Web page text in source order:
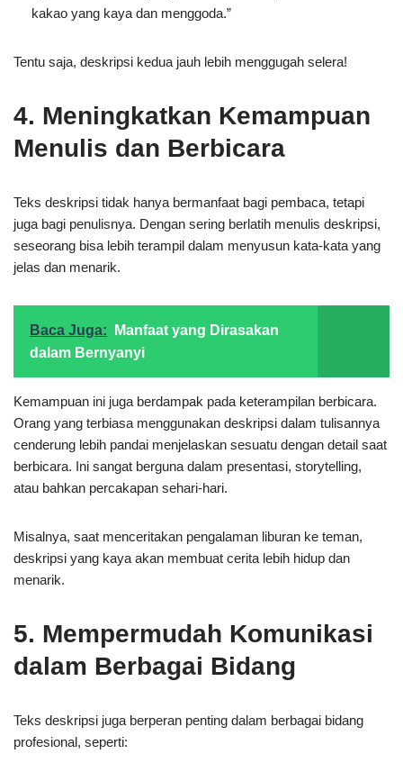
kakao yang kaya dan menggoda.”
Tentu saja, deskripsi kedua jauh lebih menggugah selera!
4. Meningkatkan Kemampuan
Menulis dan Berbicara
Teks deskripsi tidak hanya bermanfaat bagi pembaca, tetapi
juga bagi penulisnya. Dengan sering berlatih menulis deskripsi,
seseorang bisa lebih terampil dalam menyusun kata-kata yang
jelas dan menarik.
Baca Juga:
Manfaat yang Dirasakan
dalam Bernyanyi
Kemampuan ini juga berdampak pada keterampilan berbicara.
Orang yang terbiasa menggunakan deskripsi dalam tulisannya
cenderung lebih pandai menjelaskan sesuatu dengan detail saat
berbicara. Ini sangat berguna dalam presentasi, storytelling,
atau bahkan percakapan sehari-hari.
Misalnya, saat menceritakan pengalaman liburan ke teman,
deskripsi yang kaya akan membuat cerita lebih hidup dan
menarik.
5. Mempermudah Komunikasi
dalam Berbagai Bidang
Teks deskripsi juga berperan penting dalam berbagai bidang
profesional, seperti: